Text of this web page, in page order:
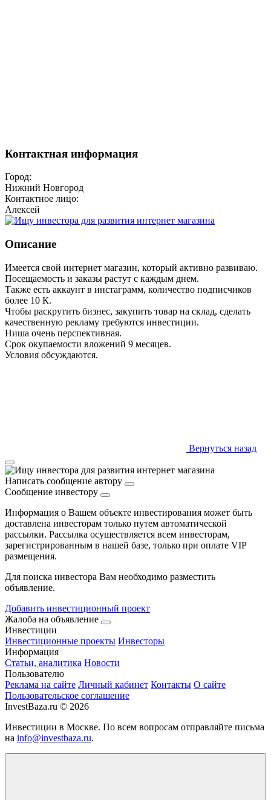
Контактная информация
Город:
Нижний Новгород
Контактное лицо:
Алексей
Описание
Имеется свой интернет магазин, который активно развиваю.
Посещаемость и заказы растут с каждым днем.
Также есть аккаунт в инстаграмм, количество подписчиков
более 10 К.
Чтобы раскрутить бизнес, закупить товар на склад, сделать
качественную рекламу требуются инвестиции.
Ниша очень перспективная.
Срок окупаемости вложений 9 месяцев.
Условия обсуждаются.
Вернуться назад
Написать сообщение автору
Сообщение инвестору
Информация о Вашем объекте инвестирования может быть
доставлена инвесторам только путем автоматической
рассылки. Рассылка осуществляется всем инвесторам,
зарегистрированным в нашей базе, только при оплате VIP
размещения.
Для поиска инвестора Вам необходимо разместить
объявление.
Добавить инвестиционный проект
Жалоба на объявление
Инвестиции
Инвестиционные проекты Инвесторы
Информация
Статьи, аналитика Новости
Пользователю
Реклама на сайте Личный кабинет Контакты О сайте
Пользовательское соглашение
InvestBaza.ru © 2026
Инвестиции в Москве. По всем вопросам отправляйте письма
на info@investbaza.ru.